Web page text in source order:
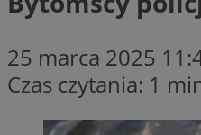
25 marca 2025
Czas czytania: 1